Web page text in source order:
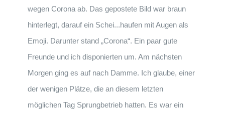
wegen Corona ab. Das gepostete Bild war braun
hinterlegt, darauf ein Schei...haufen mit Augen als
Emoji. Darunter stand „Corona“. Ein paar gute
Freunde und ich disponierten um. Am nächsten
Morgen ging es auf nach Damme. Ich glaube, einer
der wenigen Plätze, die an diesem letzten
möglichen Tag Sprungbetrieb hatten. Es war ein